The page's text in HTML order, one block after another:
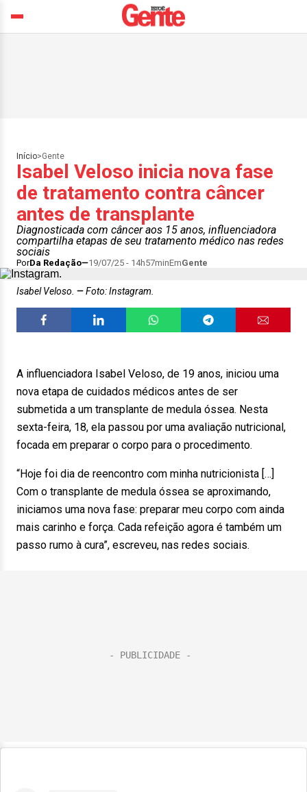
Início>Gente
Isabel Veloso inicia nova fase
de tratamento contra câncer
antes de transplante
Diagnosticada com câncer aos 15 anos, influenciadora
compartilha etapas de seu tratamento médico nas redes
sociais
PorDa Redação 19/07/25 - 14h57minEmGente
Isabel Veloso. Foto: Instagram.
A influenciadora Isabel Veloso, de 19 anos, iniciou uma
nova etapa de cuidados médicos antes de ser
submetida a um transplante de medula óssea. Nesta
sexta-feira, 18, ela passou por uma avaliação nutricional,
focada em preparar o corpo para o procedimento.
“Hoje foi dia de reencontro com minha nutricionista […]
Com o transplante de medula óssea se aproximando,
iniciamos uma nova fase: preparar meu corpo com ainda
mais carinho e força. Cada refeição agora é também um
passo rumo à cura”, escreveu, nas redes sociais.